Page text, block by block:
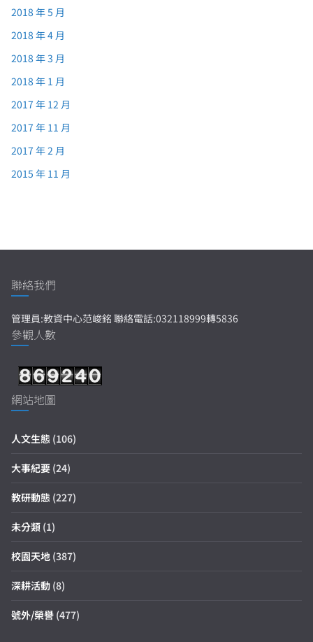
2018 年 5 月
2018 年 4 月
2018 年 3 月
2018 年 1 月
2017 年 12 月
2017 年 11 月
2017 年 2 月
2015 年 11 月
聯絡我們
管理員:教資中心范峻銘 聯絡電話:032118999轉5836
參觀人數
網站地圖
人文生態 (106)
大事紀要 (24)
教研動態 (227)
未分類 (1)
校園天地 (387)
深耕活動 (8)
號外/榮譽 (477)